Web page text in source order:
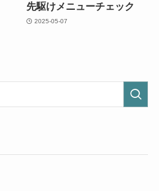
先駆けメニューチェック
2025-05-07